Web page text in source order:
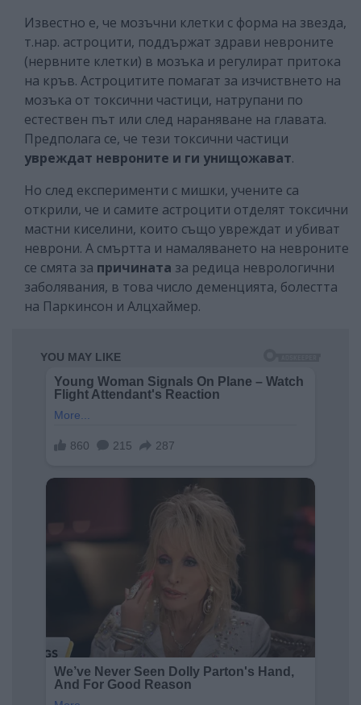
Известно е, че мозъчни клетки с форма на звезда,
т.нар. астроцити, поддържат здрави невроните
(нервните клетки) в мозъка и регулират притока
на кръв. Астроцитите помагат за изчиствнето на
мозъка от токсични частици, натрупани по
естествен път или след нараняване на главата.
Предполага се, че тези токсични частици
увреждат невроните и ги унищожават.
Но след експерименти с мишки, учените са
открили, че и самите астроцити отделят токсични
мастни киселини, които също увреждат и убиват
неврони. А смъртта и намаляването на невроните
се смята за причината за редица неврологични
заболявания, в това число деменцията, болестта
на Паркинсон и Алцхаймер.